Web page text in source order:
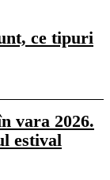
ce tipuri
vara 2026.
estival